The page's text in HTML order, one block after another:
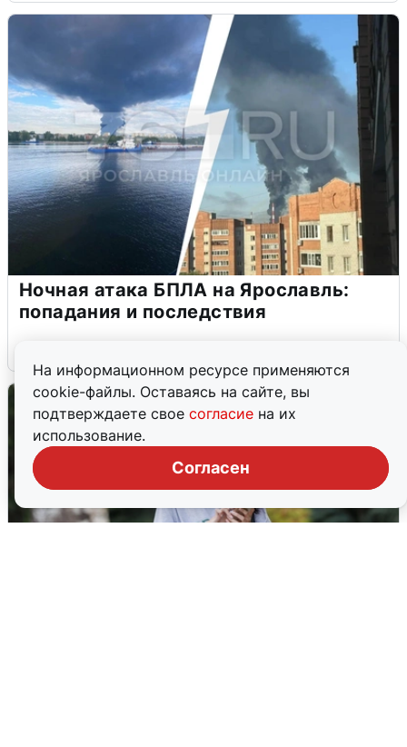
На информационном ресурсе применяются
cookie-файлы. Оставаясь на сайте, вы
подтверждаете свое согласие на их
использование.
Согласен
Ночная атака БПЛА на Ярославль:
попадания и последствия